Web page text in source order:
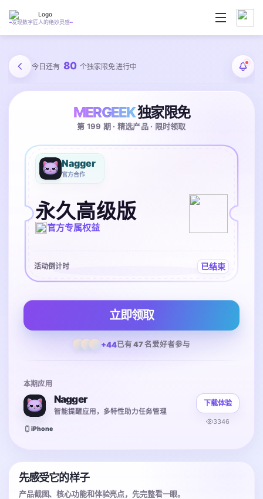
发现数字匠人的绝妙灵感
今日还有 80 个独家限免进行中
MERGEEK独家限免
第 199 期 · 精选产品 · 限时领取
Nagger
官方合作
永久高级版
官方专属权益
活动倒计时 已结束
立即领取
+44已有 47 名爱好者参与
本期应用
Nagger
智能提醒应用，多特性助力任务管理
iPhone
下载体验
3346
先感受它的样子
产品截图、核心功能和体验亮点，先完整看一眼。